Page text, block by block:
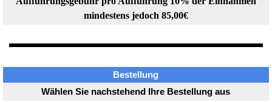
mindestens jedoch 85,00€
Bestellung
Wählen Sie nachstehend Ihre Bestellung aus